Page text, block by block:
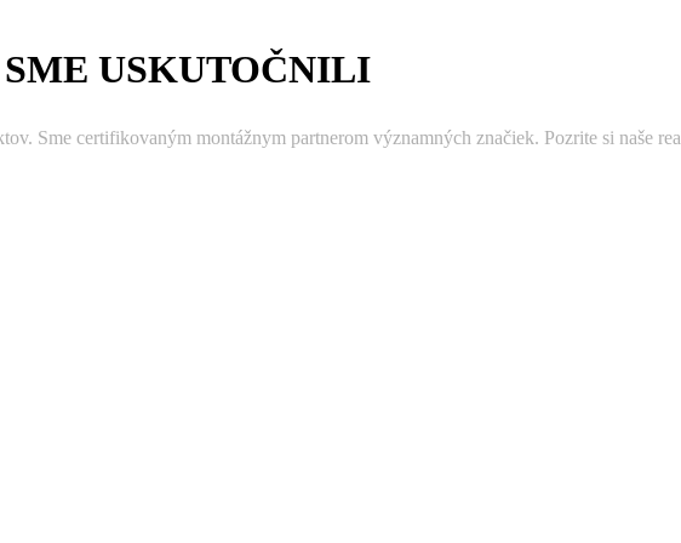
USKUTOČNILI
Sme certifikovaným montážnym partnerom významných značiek. Pozrite si naše